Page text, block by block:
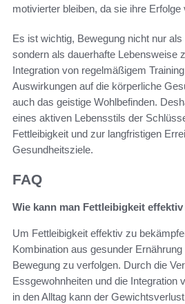
motivierter bleiben, da sie ihre Erfolge
Es ist wichtig, Bewegung nicht nur
sondern als dauerhafte Lebensweise
Integration von regelmäßigem
Auswirkungen auf die körperliche
auch das geistige Wohlbefinden.
eines aktiven Lebensstils der
Fettleibigkeit und zur langfristigen
Gesundheitsziele.
FAQ
Wie kann man Fettleibigkeit
Um Fettleibigkeit effektiv zu
Kombination aus gesunder
Bewegung zu verfolgen. Durch die
Essgewohnheiten und die Integration
in den Alltag kann der